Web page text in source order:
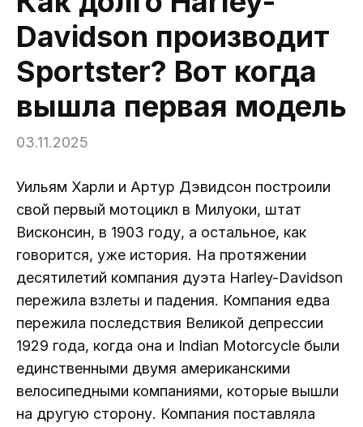
Davidson производит
Sportster? Вот когда
вышла первая модель
03.11.2025
Уильям Харли и Артур Дэвидсон построили
свой первый мотоцикл в Милуоки, штат
Висконсин, в 1903 году, а остальное, как
говорится, уже история. На протяжении
десятилетий компания дуэта Harley-Davidson
пережила взлеты и падения. Компания едва
пережила последствия Великой депрессии
1929 года, когда она и Indian Motorcycle были
единственными двумя американскими
велосипедными компаниями, которые вышли
на другую сторону. Компания поставляла